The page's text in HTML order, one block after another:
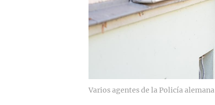
Varios agentes de la Policía alemana